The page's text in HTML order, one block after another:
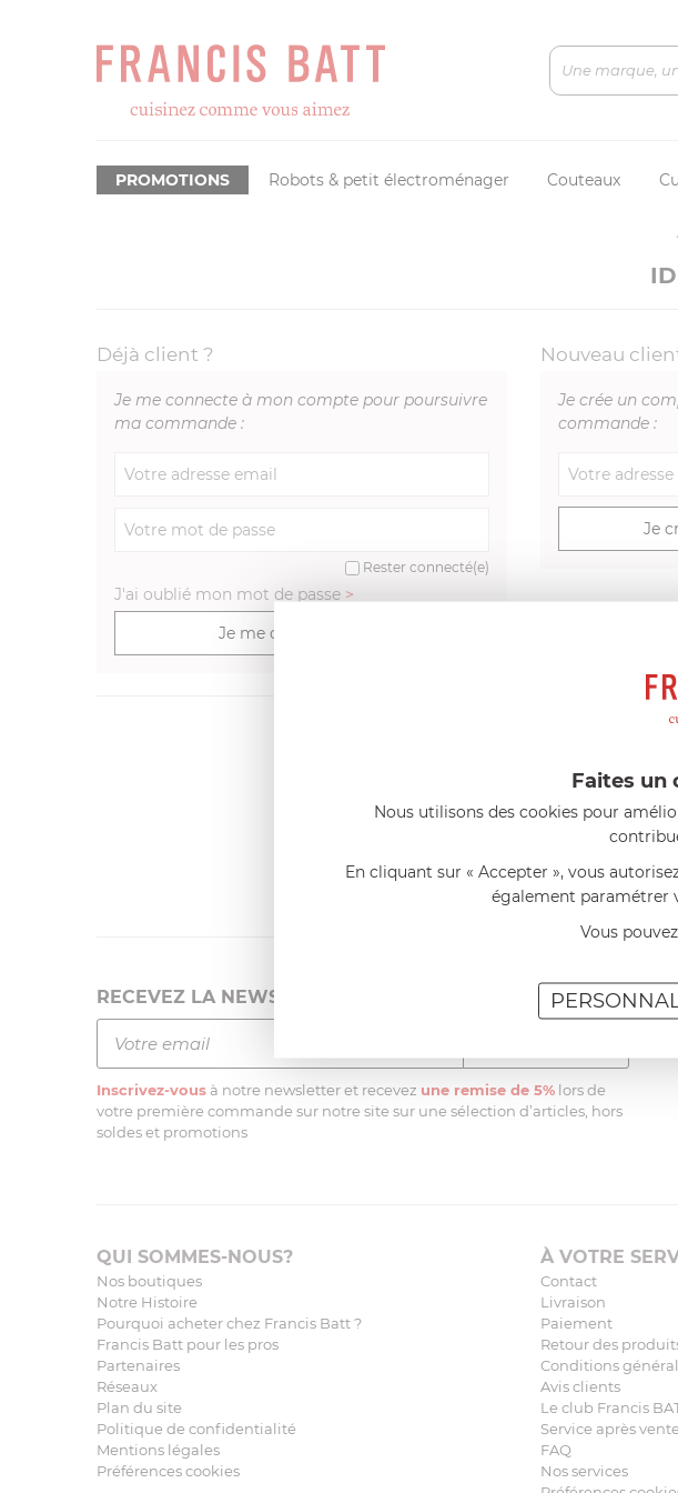
Robots & petit électroménager Couteaux
PROMOTIONS
Déjà client ?
Je me connecte à mon compte pour poursuivre
ma commande :
Rester connecté(e)
J'ai oublié mon mot de passe >
Je me connecte
Nouveau
Je crée un
commande :
Je
le 23/06/2026 à
Casserole mini 9 cm Castelpro 5 ply
fixe
«Nous sommes dans un produit de
l'élaboration des sauces et vient
RECEVEZ LA NEWSLETTER
Inscrivez-vous à notre newsletter et recevez une remise de 5% lors de
votre première commande sur notre site sur une sélection d’articles, hors
soldes et promotions
QUI SOMMES-NOUS?
Nos boutiques
Notre Histoire
Pourquoi acheter chez Francis Batt ?
Francis Batt pour les pros
Partenaires
Réseaux
Plan du site
Politique de confidentialité
Mentions légales
Préférences cookies
À VOTRE
Contact
Livraison
Paiement
Retour des
Conditions
Avis clients
Le club Francis
Service après vente
FAQ
Nos services
Faites un
Nous utilisons des cookies pour
En cliquant sur « Accepter », vous
également paramétrer
Vous